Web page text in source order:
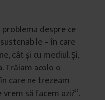
despre ce
– în care
cât și cu mediul. Și,
Trăiam acolo o
care ne trezeam
să facem azi?”.